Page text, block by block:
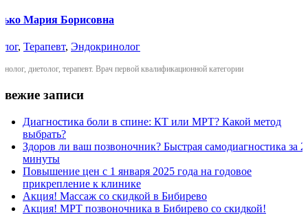
Мария Борисовна
, Терапевт, Эндокринолог
диетолог, терапевт. Врач первой квалификационной категории
записи
Диагностика боли в спине: КТ или МРТ? Какой метод
выбрать?
Здоров ли ваш позвоночник? Быстрая самодиагностика за 2
минуты
Повышение цен с 1 января 2025 года на годовое
прикрепление к клинике
Акция! Массаж со скидкой в Бибирево
Акция! МРТ позвоночника в Бибирево со скидкой!